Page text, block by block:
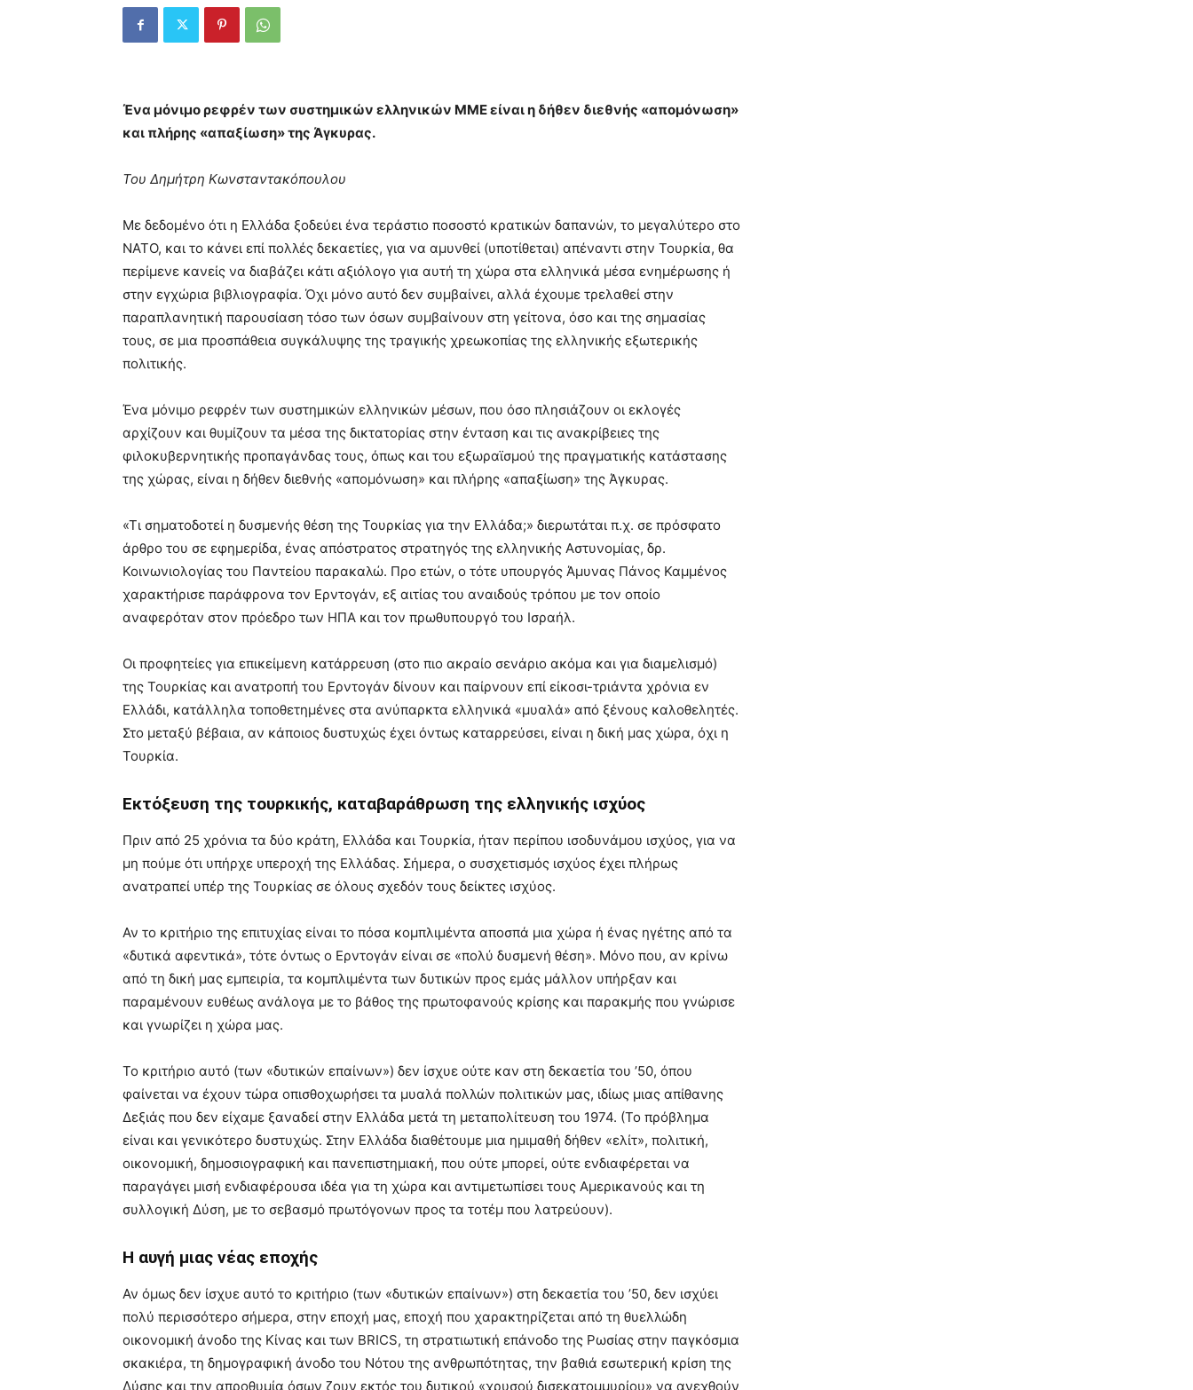
Ένα μόνιμο ρεφρέν των συστημικών ελληνικών ΜΜΕ είναι η δήθεν διεθνής «απομόνωση»
και πλήρης «απαξίωση» της Άγκυρας.
Του Δημήτρη Κωνσταντακόπουλου
Με δεδομένο ότι η Ελλάδα ξοδεύει ένα τεράστιο ποσοστό κρατικών δαπανών, το μεγαλύτερο στο
ΝΑΤΟ, και το κάνει επί πολλές δεκαετίες, για να αμυνθεί (υποτίθεται) απέναντι στην Τουρκία, θα
περίμενε κανείς να διαβάζει κάτι αξιόλογο για αυτή τη χώρα στα ελληνικά μέσα ενημέρωσης ή
στην εγχώρια βιβλιογραφία. Όχι μόνο αυτό δεν συμβαίνει, αλλά έχουμε τρελαθεί στην
παραπλανητική παρουσίαση τόσο των όσων συμβαίνουν στη γείτονα, όσο και της σημασίας
τους, σε μια προσπάθεια συγκάλυψης της τραγικής χρεωκοπίας της ελληνικής εξωτερικής
πολιτικής.
Ένα μόνιμο ρεφρέν των συστημικών ελληνικών μέσων, που όσο πλησιάζουν οι εκλογές
αρχίζουν και θυμίζουν τα μέσα της δικτατορίας στην ένταση και τις ανακρίβειες της
φιλοκυβερνητικής προπαγάνδας τους, όπως και του εξωραϊσμού της πραγματικής κατάστασης
της χώρας, είναι η δήθεν διεθνής «απομόνωση» και πλήρης «απαξίωση» της Άγκυρας.
«Τι σηματοδοτεί η δυσμενής θέση της Τουρκίας για την Ελλάδα;» διερωτάται π.χ. σε πρόσφατο
άρθρο του σε εφημερίδα, ένας απόστρατος στρατηγός της ελληνικής Αστυνομίας, δρ.
Κοινωνιολογίας του Παντείου παρακαλώ. Προ ετών, ο τότε υπουργός Άμυνας Πάνος Καμμένος
χαρακτήρισε παράφρονα τον Ερντογάν, εξ αιτίας του αναιδούς τρόπου με τον οποίο
αναφερόταν στον πρόεδρο των ΗΠΑ και τον πρωθυπουργό του Ισραήλ.
Οι προφητείες για επικείμενη κατάρρευση (στο πιο ακραίο σενάριο ακόμα και για διαμελισμό)
της Τουρκίας και ανατροπή του Ερντογάν δίνουν και παίρνουν επί είκοσι-τριάντα χρόνια εν
Ελλάδι, κατάλληλα τοποθετημένες στα ανύπαρκτα ελληνικά «μυαλά» από ξένους καλοθελητές.
Στο μεταξύ βέβαια, αν κάποιος δυστυχώς έχει όντως καταρρεύσει, είναι η δική μας χώρα, όχι η
Τουρκία.
Εκτόξευση της τουρκικής, καταβαράθρωση της ελληνικής ισχύος
Πριν από 25 χρόνια τα δύο κράτη, Ελλάδα και Τουρκία, ήταν περίπου ισοδυνάμου ισχύος, για να
μη πούμε ότι υπήρχε υπεροχή της Ελλάδας. Σήμερα, ο συσχετισμός ισχύος έχει πλήρως
ανατραπεί υπέρ της Τουρκίας σε όλους σχεδόν τους δείκτες ισχύος.
Αν το κριτήριο της επιτυχίας είναι το πόσα κομπλιμέντα αποσπά μια χώρα ή ένας ηγέτης από τα
«δυτικά αφεντικά», τότε όντως ο Ερντογάν είναι σε «πολύ δυσμενή θέση». Μόνο που, αν κρίνω
από τη δική μας εμπειρία, τα κομπλιμέντα των δυτικών προς εμάς μάλλον υπήρξαν και
παραμένουν ευθέως ανάλογα με το βάθος της πρωτοφανούς κρίσης και παρακμής που γνώρισε
και γνωρίζει η χώρα μας.
Το κριτήριο αυτό (των «δυτικών επαίνων») δεν ίσχυε ούτε καν στη δεκαετία του ’50, όπου
φαίνεται να έχουν τώρα οπισθοχωρήσει τα μυαλά πολλών πολιτικών μας, ιδίως μιας απίθανης
Δεξιάς που δεν είχαμε ξαναδεί στην Ελλάδα μετά τη μεταπολίτευση του 1974. (Το πρόβλημα
είναι και γενικότερο δυστυχώς. Στην Ελλάδα διαθέτουμε μια ημιμαθή δήθεν «ελίτ», πολιτική,
οικονομική, δημοσιογραφική και πανεπιστημιακή, που ούτε μπορεί, ούτε ενδιαφέρεται να
παραγάγει μισή ενδιαφέρουσα ιδέα για τη χώρα και αντιμετωπίσει τους Αμερικανούς και τη
συλλογική Δύση, με το σεβασμό πρωτόγονων προς τα τοτέμ που λατρεύουν).
Η αυγή μιας νέας εποχής
Αν όμως δεν ίσχυε αυτό το κριτήριο (των «δυτικών επαίνων») στη δεκαετία του ’50, δεν ισχύει
πολύ περισσότερο σήμερα, στην εποχή μας, εποχή που χαρακτηρίζεται από τη θυελλώδη
οικονομική άνοδο της Κίνας και των BRICS, τη στρατιωτική επάνοδο της Ρωσίας στην παγκόσμια
σκακιέρα, τη δημογραφική άνοδο του Νότου της ανθρωπότητας, την βαθιά εσωτερική κρίση της
Δύσης και την απροθυμία όσων ζουν εκτός του δυτικού «χρυσού δισεκατομμυρίου» να ανεχθούν